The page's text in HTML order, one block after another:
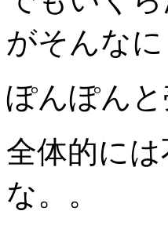
がそんなに
ぽんぽん
全体的に
な。。